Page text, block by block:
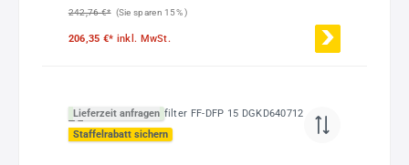
242,76 €* (Sie sparen 15% )
206,35 €* inkl. MwSt.
Lieferzeit anfragen
Staffelrabatt sichern